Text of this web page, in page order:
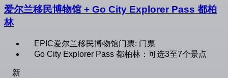
爱尔兰移民博物馆 + Go City Explorer Pass 都柏
林
EPIC爱尔兰移民博物馆门票: 门票
Go City Explorer Pass 都柏林：可选3至7个景点
新